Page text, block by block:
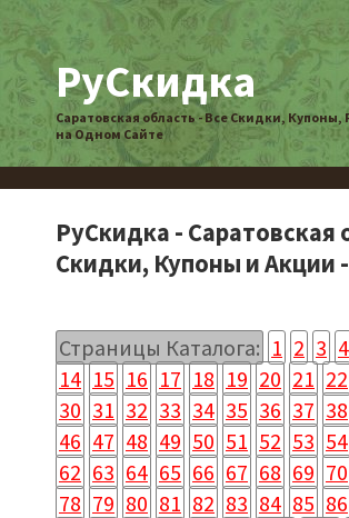
РуСкидка
Саратовская область - Все Скидки,
на Одном Сайте
РуСкидка -
Скидки, Купоны и Акции
Страницы Каталога: 1 2 3 4
14 15 16 17 18 19 20 21 22
30 31 32 33 34 35 36 37 38
46 47 48 49 50 51 52 53 54
62 63 64 65 66 67 68 69 70
78 79 80 81 82 83 84 85 86